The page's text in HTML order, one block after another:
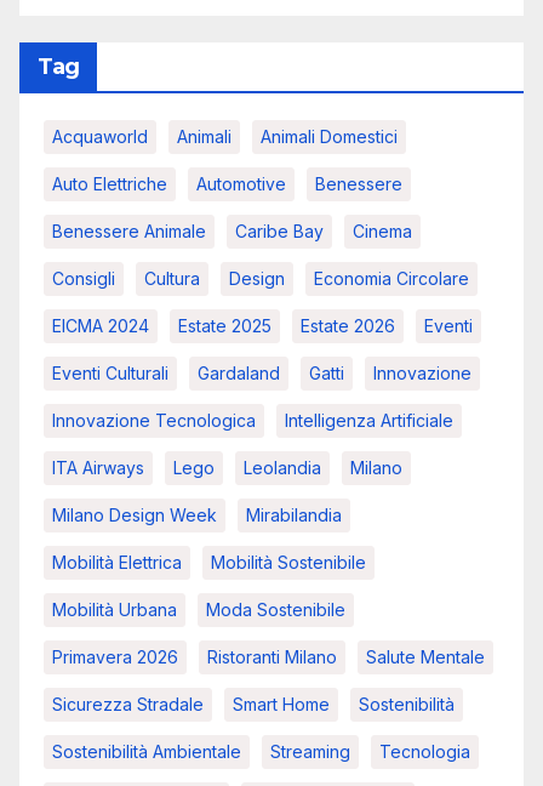
Tag
Acquaworld Animali Animali Domestici
Auto Elettriche Automotive Benessere
Benessere Animale Caribe Bay Cinema
Consigli Cultura Design Economia Circolare
EICMA 2024 Estate 2025 Estate 2026 Eventi
Eventi Culturali Gardaland Gatti Innovazione
Innovazione Tecnologica Intelligenza Artificiale
ITA Airways Lego Leolandia Milano
Milano Design Week Mirabilandia
Mobilità Elettrica Mobilità Sostenibile
Mobilità Urbana Moda Sostenibile
Primavera 2026 Ristoranti Milano Salute Mentale
Sicurezza Stradale Smart Home Sostenibilità
Sostenibilità Ambientale Streaming Tecnologia